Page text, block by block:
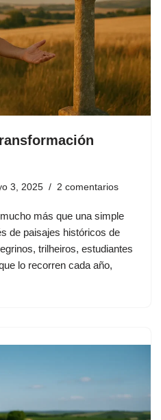
3, 2025 2 comentarios
más que una simple
de paisajes históricos de
trilheiros, estudiantes
lo recorren cada año,